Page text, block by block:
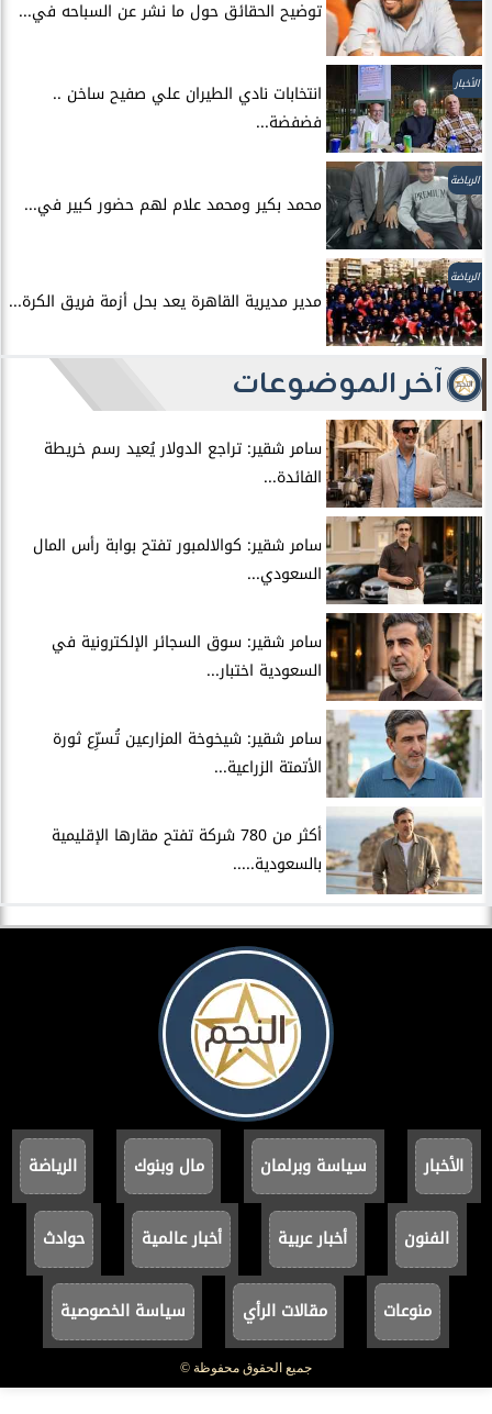
توضيح الحقائق حول ما نشر عن السباحه في...
الأخبار
انتخابات نادي الطيران علي صفيح ساخن ..
فضفضة...
الرياضة
محمد بكير ومحمد علام لهم حضور كبير في...
الرياضة
مدير مديرية القاهرة يعد بحل أزمة فريق الكرة...
آخر الموضوعات
سامر شقير: تراجع الدولار يُعيد رسم خريطة
الفائدة...
سامر شقير: كوالالمبور تفتح بوابة رأس المال
السعودي...
سامر شقير: سوق السجائر الإلكترونية في
السعودية اختبار...
سامر شقير: شيخوخة المزارعين تُسرِّع ثورة
الأتمتة الزراعية...
أكثر من 780 شركة تفتح مقارها الإقليمية
بالسعودية.....
الأخبار سياسة وبرلمان مال وبنوك الرياضة
الفنون أخبار عربية أخبار عالمية حوادث
منوعات مقالات الرأي سياسة الخصوصية
جميع الحقوق محفوظة ©